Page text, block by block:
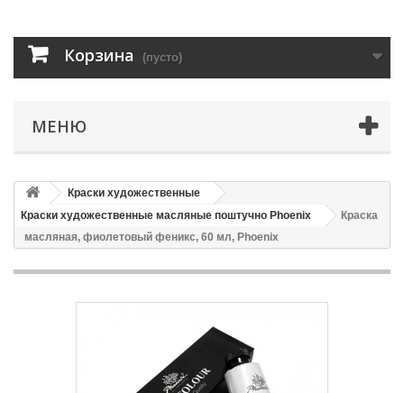
Корзина (пусто)
МЕНЮ
Краски художественные
Краски художественные масляные поштучно Phoenix
Краска
масляная, фиолетовый феникс, 60 мл, Phoenix